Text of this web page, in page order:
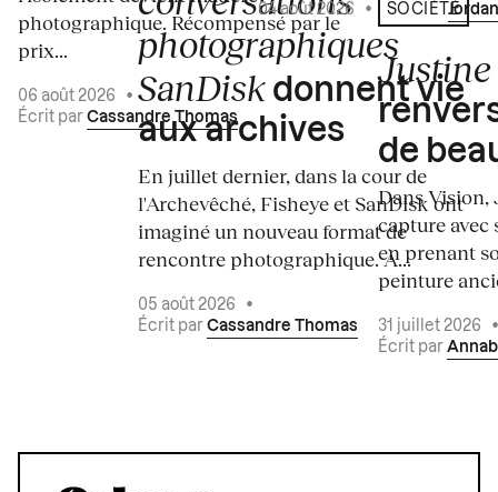
photographique. Récompensé par le
prix...
06 août 2026
•
Écrit par Cassandre Thomas
photographiques
SanDisk donnent vie
aux archives
En juillet dernier, dans la cour de
l'Archevêché, Fisheye et SanDisk ont
imaginé un nouveau format de
rencontre photographique. À...
05 août 2026
•
Écrit par Cassandre Thomas
04 août 2026 • Écrit par
SOCIÉTÉ
de
Dans
capture avec
en prenant
peinture
31 juillet 2026
Écrit par